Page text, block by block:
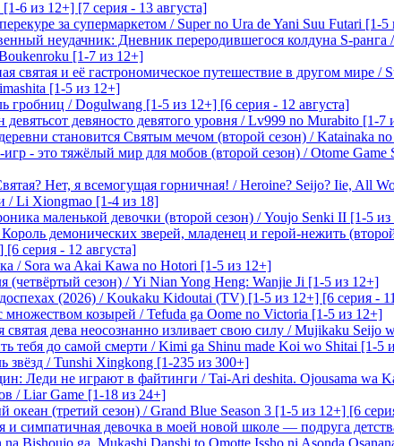
6 из 12+] [7 серия - 13 августа]
за супермаркетом / Super no Ura de Yani Suu Futari [1-5
неудачник: Дневник переродившегося колдуна S-
[1-7 из 12+]
святая и её гастрономическое путешествие в другом мире
[1-5 из 12+]
гробниц / Dogulwang [1-5 из 12+] [6 серия - 12 августа]
девятьсот девяносто девятого уровня / Lv999 no Murabito [1-7
становится Святым мечом (второй сезон) / Katainaka
- это тяжёлый мир для мобов (второй сезон) / Otome
Нет, я всемогущая горничная! / Heroine? Seijo? Iie, All
Li Xiongmao [1-4 из 18]
маленькой девочки (второй сезон) / Youjo Senki II [1-5 из
Король демонических зверей, младенец и герой-нежить
[6 серия - 12 августа]
/ Sora wa Akai Kawa no Hotori [1-5 из 12+]
(четвёртый сезон) / Yi Nian Yong Heng: Wanjie Ji [1-5 из 12+]
(2026) / Koukaku Kidoutai (TV) [1-5 из 12+] [6 серия -
множеством козырей / Tefuda ga Oome no Victoria [1-5 из 12+]
святая дева неосознанно изливает свою силу / Mujikaku
тебя до самой смерти / Kimi ga Shinu made Koi wo Shitai [1-5
звёзд / Tunshi Xingkong [1-235 из 300+]
Леди не играют в файтинги / Tai-Ari deshita. Ojousama wa
/ Liar Game [1-18 из 24+]
океан (третий сезон) / Grand Blue Season 3 [1-5 из 12+] [6
и симпатичная девочка в моей новой школе — подруга
na Bishoujo ga, Mukashi Danshi to Omotte Issho ni Asonda